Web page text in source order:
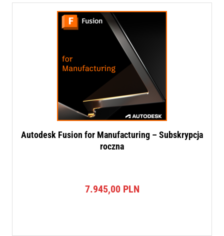
Autodesk Fusion for Manufacturing – Subskrypcja
roczna
7.945,00 PLN